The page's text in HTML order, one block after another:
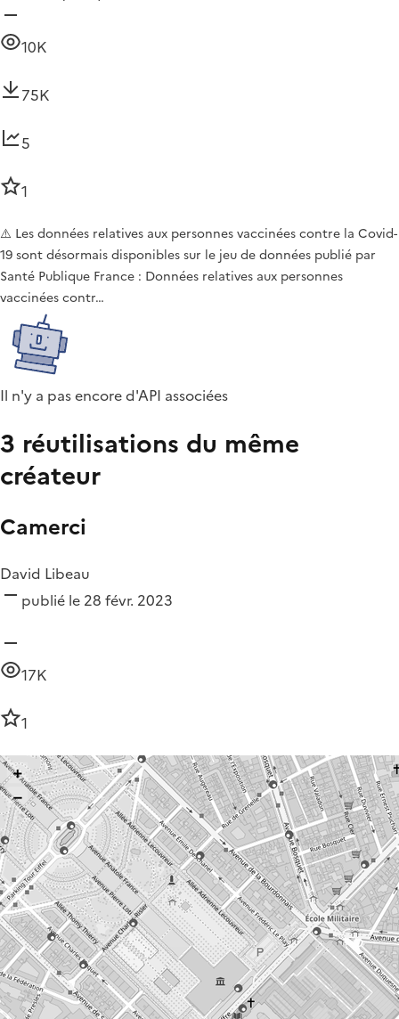
10K
75K
5
1
⚠️ Les données relatives aux personnes vaccinées contre la Covid-
19 sont désormais disponibles sur le jeu de données publié par
Santé Publique France : Données relatives aux personnes
vaccinées contr…
Il n'y a pas encore d'API associées
3 réutilisations du même
créateur
Camerci
David Libeau
publié le 28 févr. 2023
17K
1